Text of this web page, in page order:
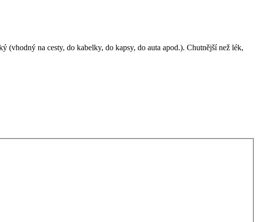
na cesty, do kabelky, do kapsy, do auta apod.). Chutnější než lék,